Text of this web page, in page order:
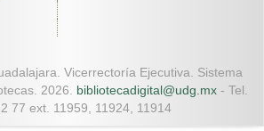
Vicerrectoría Ejecutiva. Sistema
2026. bibliotecadigital@udg.mx - Tel.
77 ext. 11959, 11924, 11914